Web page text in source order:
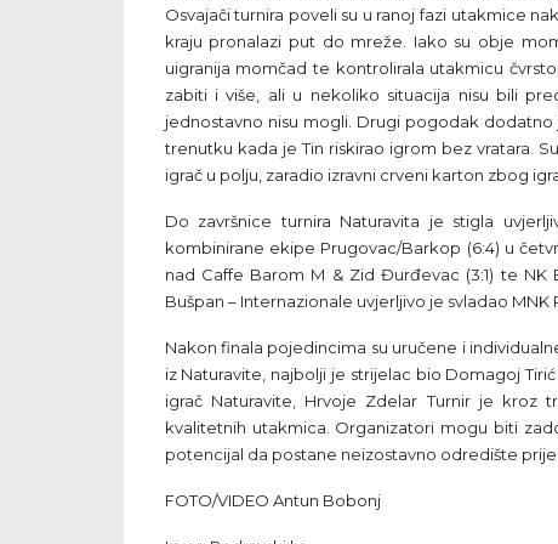
Osvajači turnira poveli su u ranoj fazi utakmice
kraju pronalazi put do mreže. Iako su obje
uigranija momčad te kontrolirala utakmicu
zabiti i više, ali u nekoliko situacija nisu bili
jednostavno nisu mogli. Drugi pogodak
trenutku kada je Tin riskirao igrom bez vratara.
igrač u polju, zaradio izravni crveni karton zbog
Do završnice turnira Naturavita je stigla
kombinirane ekipe Prugovac/Barkop (6:4) u
nad Caffe Barom M & Zid Đurđevac (3:1) te NK
Bušpan – Internazionale uvjerljivo je svladao MNK
Nakon finala pojedincima su uručene i
iz Naturavite, najbolji je strijelac bio Domagoj
igrač Naturavite, Hrvoje Zdelar Turnir je
kvalitetnih utakmica. Organizatori mogu biti
potencijal da postane neizostavno odredište
FOTO/VIDEO Antun Bobonj